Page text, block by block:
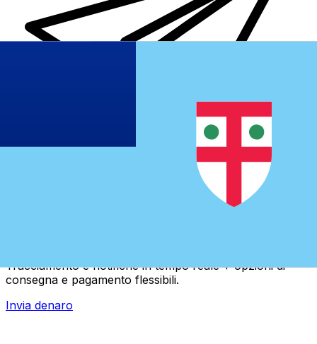
Tracciamento e notifiche in tempo reale + opzioni di
consegna e pagamento flessibili.
Invia denaro